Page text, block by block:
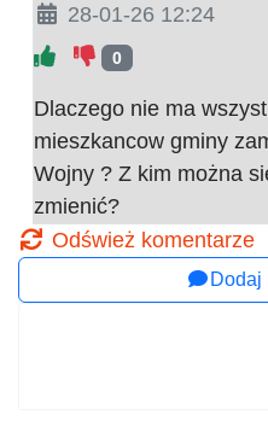
28-01-26 12:24
0
Dlaczego nie ma
mieszkancow gminy
Wojny ? Z kim można
zmienić?
Odśwież komentarze
Dodaj